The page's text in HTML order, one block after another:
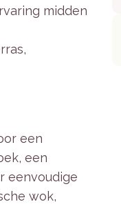
midden
een
een
eenvoudige
wok,